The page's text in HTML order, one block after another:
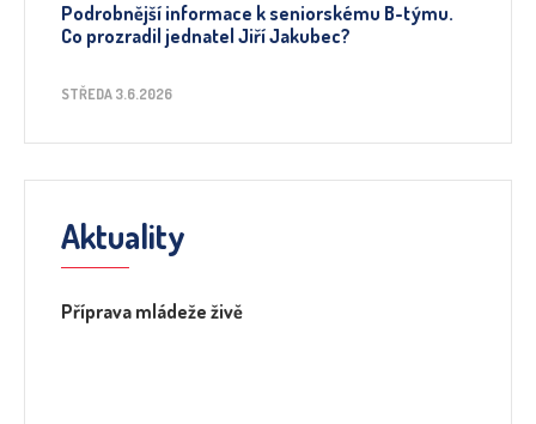
Podrobnější informace k seniorskému B-týmu.
Co prozradil jednatel Jiří Jakubec?
STŘEDA 3.6.2026
Aktuality
Příprava mládeže živě